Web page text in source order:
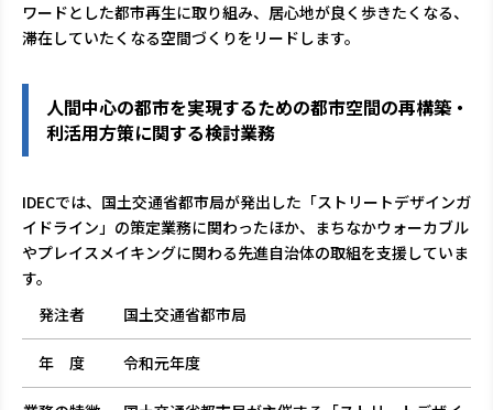
ワードとした都市再生に取り組み、居心地が良く歩きたくなる、
滞在していたくなる空間づくりをリードします。
人間中心の都市を実現するための都市空間の再構築・
利活用方策に関する検討業務
IDECでは、国土交通省都市局が発出した「ストリートデザインガ
イドライン」の策定業務に関わったほか、まちなかウォーカブル
やプレイスメイキングに関わる先進自治体の取組を支援していま
す。
発注者
国土交通省都市局
年 度 令和元年度